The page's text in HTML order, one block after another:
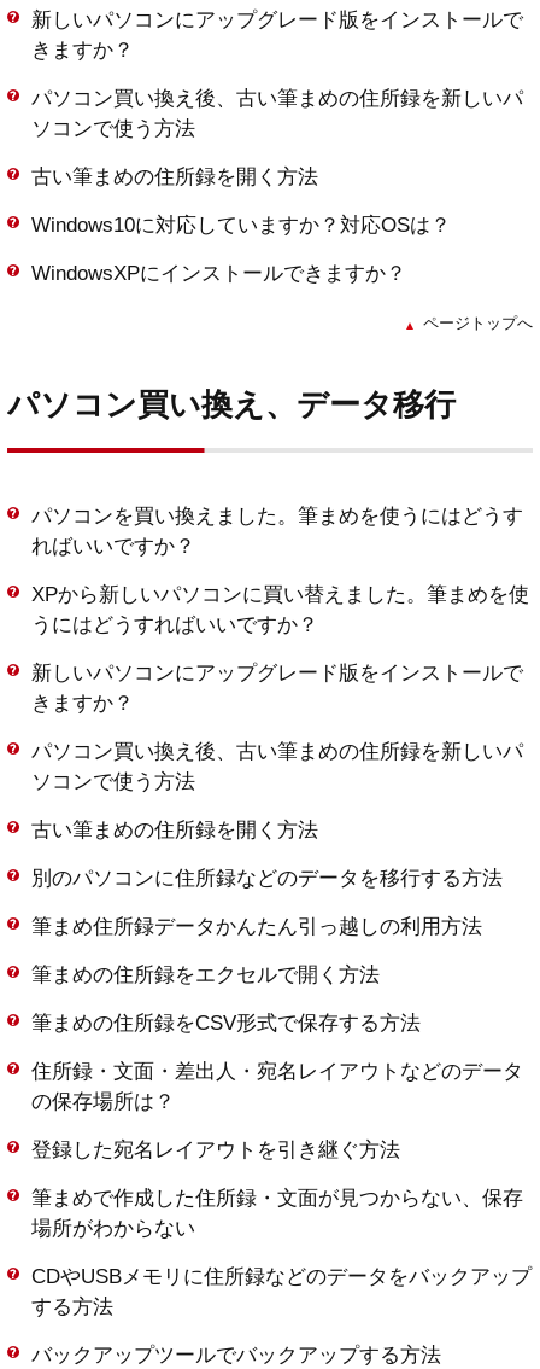
新しいパソコンにアップグレード版をインストールで
きますか？
パソコン買い換え後、古い筆まめの住所録を新しいパ
ソコンで使う方法
古い筆まめの住所録を開く方法
Windows10に対応していますか？対応OSは？
WindowsXPにインストールできますか？
ページトップへ
パソコン買い換え、データ移行
パソコンを買い換えました。筆まめを使うにはどうす
ればいいですか？
XPから新しいパソコンに買い替えました。筆まめを使
うにはどうすればいいですか？
新しいパソコンにアップグレード版をインストールで
きますか？
パソコン買い換え後、古い筆まめの住所録を新しいパ
ソコンで使う方法
古い筆まめの住所録を開く方法
別のパソコンに住所録などのデータを移行する方法
筆まめ住所録データかんたん引っ越しの利用方法
筆まめの住所録をエクセルで開く方法
筆まめの住所録をCSV形式で保存する方法
住所録・文面・差出人・宛名レイアウトなどのデータ
の保存場所は？
登録した宛名レイアウトを引き継ぐ方法
筆まめで作成した住所録・文面が見つからない、保存
場所がわからない
CDやUSBメモリに住所録などのデータをバックアップ
する方法
バックアップツールでバックアップする方法